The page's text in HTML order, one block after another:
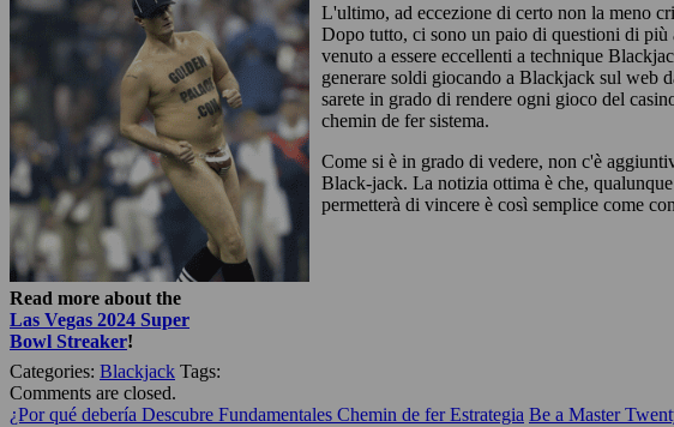
Read more about the
Las Vegas 2024 Super
Bowl Streaker!
L'ultimo, ad eccezione di certo non la meno
Dopo tutto, ci sono un paio di questioni di più
venuto a essere eccellenti a technique
generare soldi giocando a Blackjack sul web
sarete in grado di rendere ogni gioco del
chemin de fer sistema.
Come si è in grado di vedere, non c'è
Black-jack. La notizia ottima è che,
permetterà di vincere è così semplice come
Categories: Blackjack Tags:
Comments are closed.
¿Por qué debería Descubre Fundamentales Chemin de fer Estrategia Be a Master